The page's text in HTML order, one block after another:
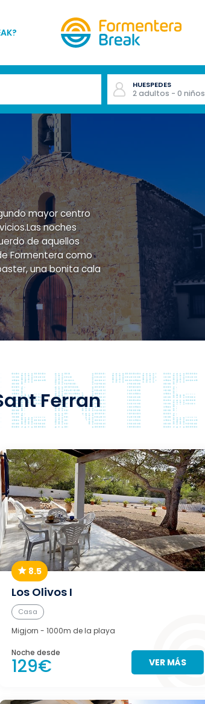
HUESPEDES
2adultos - 0 niños
mayor centro
noches
de aquellos
Formentera como
una bonita cala
Ferran
8.5
Los Olivos I
Casa
Migjorn - 1000m de la playa
Noche desde
129€ VER MÁS